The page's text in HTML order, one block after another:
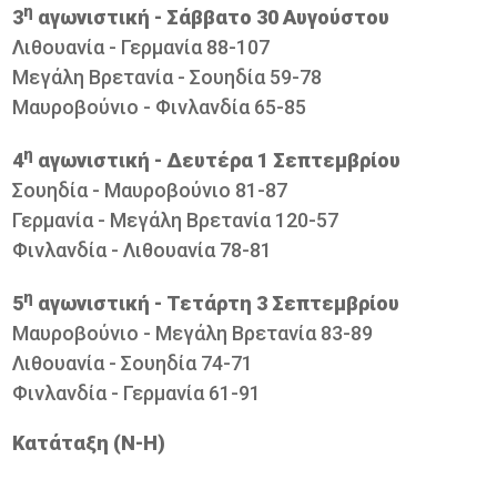
3η αγωνιστική - Σάββατο 30 Αυγούστου
Λιθουανία - Γερμανία 88-107
Μεγάλη Βρετανία - Σουηδία 59-78
Μαυροβούνιο - Φινλανδία 65-85
4η αγωνιστική - Δευτέρα 1 Σεπτεμβρίου
Σουηδία - Μαυροβούνιο 81-87
Γερμανία - Μεγάλη Βρετανία 120-57
Φινλανδία - Λιθουανία 78-81
5η αγωνιστική - Τετάρτη 3 Σεπτεμβρίου
Μαυροβούνιo - Μεγάλη Βρετανία 83-89
Λιθουανία - Σουηδία 74-71
Φινλανδία - Γερμανία 61-91
Κατάταξη (Ν-Η)